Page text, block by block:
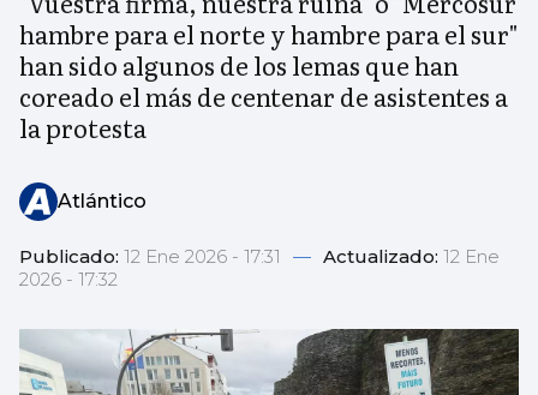
hambre para el norte y hambre para el sur"
han sido algunos de los lemas que han
coreado el más de centenar de asistentes a
la protesta
Atlántico
Publicado: 12 Ene 2026 - 17:31 — Actualizado: 12 Ene
2026 - 17:32